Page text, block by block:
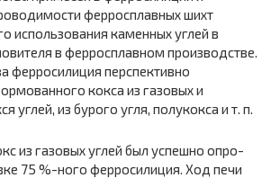
ферросплавных шихт
ис­пользования каменных углей в
в ферросплавном производстве.
ферросили­ция перспективно
кокса из газовых и
углей, из бурого угля, полу­кокса и т. п.
из газовых углей был успешно опро­
75 %-ного ферросилиция. Ход печи